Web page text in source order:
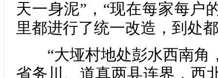
天一身泥”，“现在每家每户
里都进行了统一改造，到处
“大垭村地处彭水西南角
省务川、道真两县连界，西